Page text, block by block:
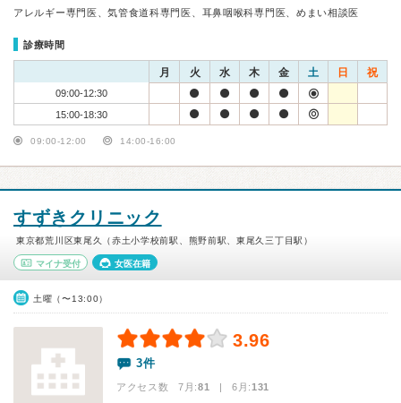
アレルギー専門医、気管食道科専門医、耳鼻咽喉科専門医、めまい相談医
診療時間
月 火 水 木 金 土 日 祝
09:00-12:30
15:00-18:30
09:00-12:00 14:00-16:00
すずきクリニック
東京都荒川区東尾久（赤土小学校前駅、熊野前駅、東尾久三丁目駅）
マイナ受付 女医在籍
土曜（〜13:00）
3.96
3件
アクセス数 7月:81 | 6月:131